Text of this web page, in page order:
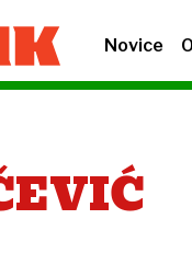
Novice